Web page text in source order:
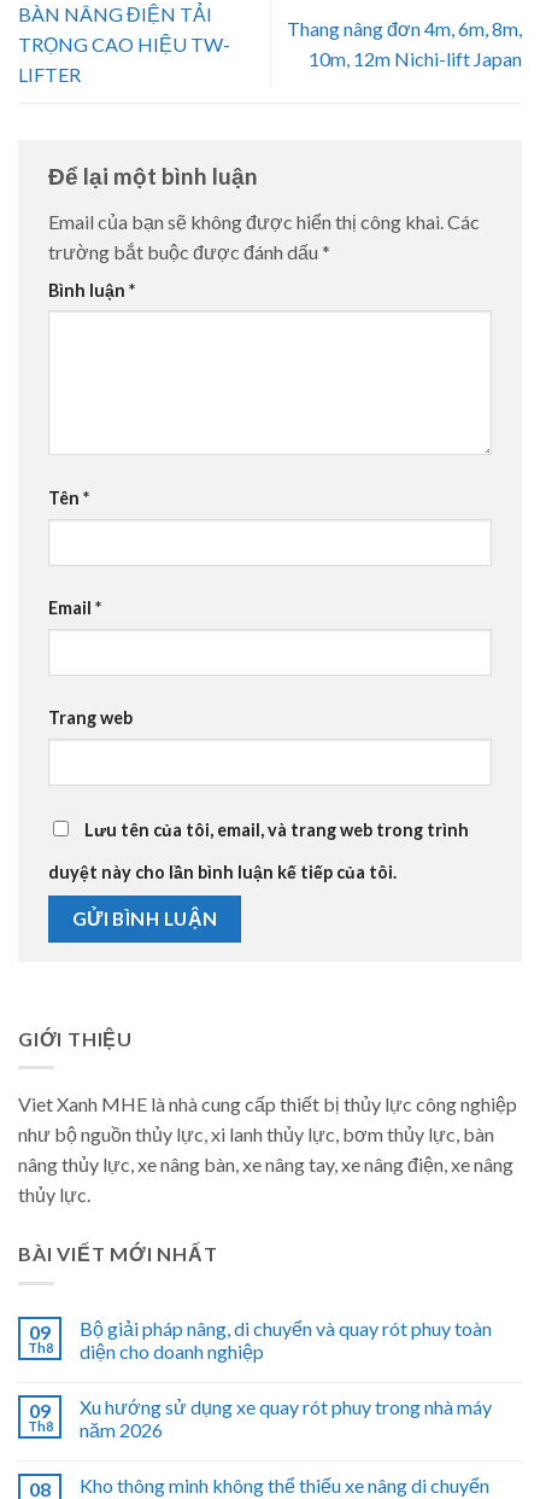
BÀN NÂNG ĐIỆN TẢI
TRỌNG CAO HIỆU TW-
LIFTER
Thang nâng đơn 4m, 6m, 8m,
10m, 12m Nichi-lift Japan
Để lại một bình luận
Email của bạn sẽ không được hiển thị công khai. Các
trường bắt buộc được đánh dấu *
Bình luận *
Tên *
Email *
Trang web
Lưu tên của tôi, email, và trang web trong trình
duyệt này cho lần bình luận kế tiếp của tôi.
GIỚI THIỆU
Viet Xanh MHE là nhà cung cấp thiết bị thủy lực công nghiệp
như bộ nguồn thủy lực, xi lanh thủy lực, bơm thủy lực, bàn
nâng thủy lực, xe nâng bàn, xe nâng tay, xe nâng điện, xe nâng
thủy lực.
BÀI VIẾT MỚI NHẤT
09
Th8
Bộ giải pháp nâng, di chuyển và quay rót phuy toàn
diện cho doanh nghiệp
09
Th8
Xu hướng sử dụng xe quay rót phuy trong nhà máy
năm 2026
08
Kho thông minh không thể thiếu xe nâng di chuyển